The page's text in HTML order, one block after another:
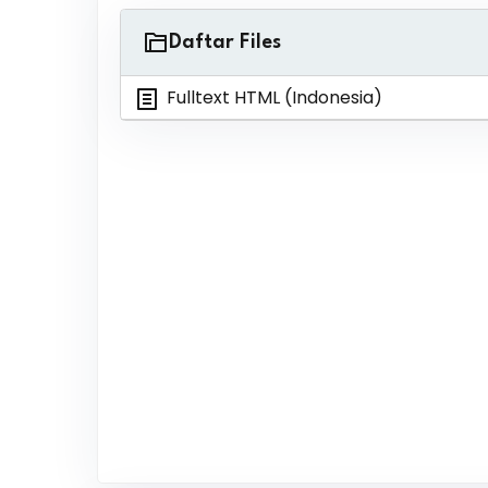
Daftar Files
Fulltext HTML (Indonesia)